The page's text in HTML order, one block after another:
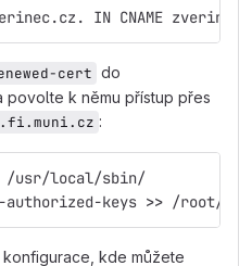
IN CNAME
cert do
povolte k němu přístup přes
:
/usr/local/sbin/
keys >> /root/
kde můžete